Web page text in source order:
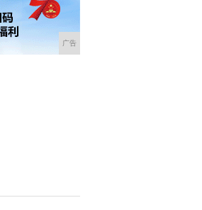
广告